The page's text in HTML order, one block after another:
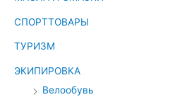
СПОРТТОВАРЫ
ТУРИЗМ
ЭКИПИРОВКА
Велообувь